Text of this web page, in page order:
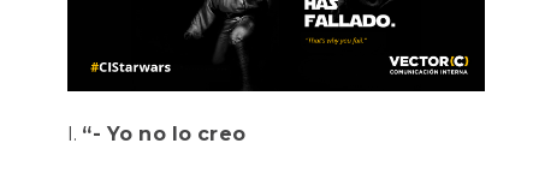
“- Yo no lo creo